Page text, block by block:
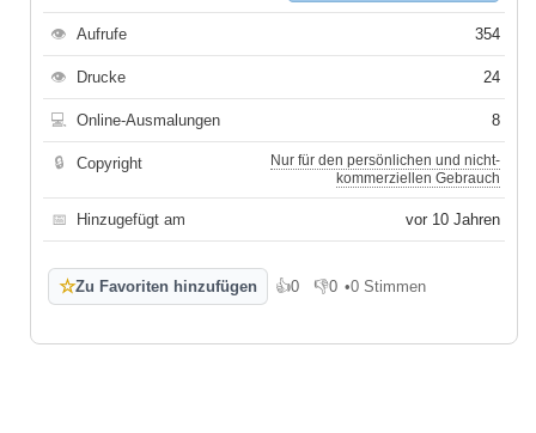
👁 Aufrufe 354
👁 Drucke 24
💻 Online-Ausmalungen 8
🔒 Copyright
Nur für den persönlichen und nicht-
kommerziellen Gebrauch
📅 Hinzugefügt am vor 10 Jahren
☆Zu Favoriten hinzufügen 👍0
Gefällt mir
👎0
Gefällt mir nicht
•0 Stimmen